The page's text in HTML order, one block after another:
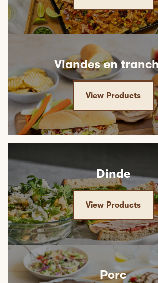
Viandes en
View Products
Dinde
View Products
Porc